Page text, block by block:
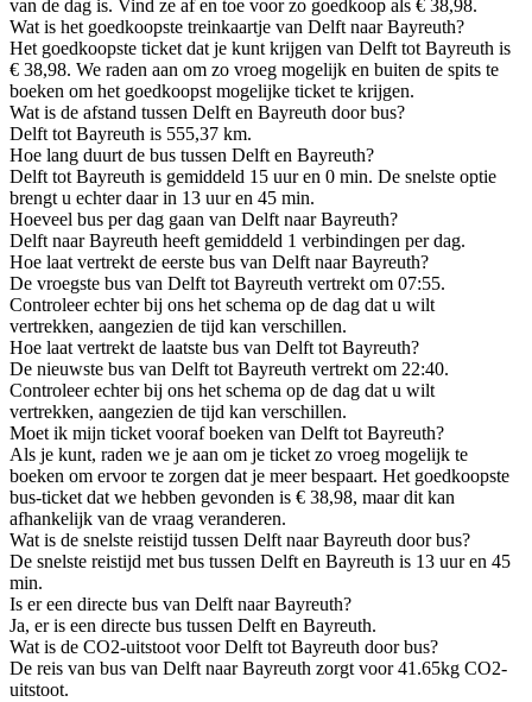
van de dag is. Vind ze af en toe voor zo goedkoop als € 38,98.
Wat is het goedkoopste treinkaartje van Delft naar Bayreuth?
Het goedkoopste ticket dat je kunt krijgen van Delft tot Bayreuth is
€ 38,98. We raden aan om zo vroeg mogelijk en buiten de spits te
boeken om het goedkoopst mogelijke ticket te krijgen.
Wat is de afstand tussen Delft en Bayreuth door bus?
Delft tot Bayreuth is 555,37 km.
Hoe lang duurt de bus tussen Delft en Bayreuth?
Delft tot Bayreuth is gemiddeld 15 uur en 0 min. De snelste optie
brengt u echter daar in 13 uur en 45 min.
Hoeveel bus per dag gaan van Delft naar Bayreuth?
Delft naar Bayreuth heeft gemiddeld 1 verbindingen per dag.
Hoe laat vertrekt de eerste bus van Delft naar Bayreuth?
De vroegste bus van Delft tot Bayreuth vertrekt om 07:55.
Controleer echter bij ons het schema op de dag dat u wilt
vertrekken, aangezien de tijd kan verschillen.
Hoe laat vertrekt de laatste bus van Delft tot Bayreuth?
De nieuwste bus van Delft tot Bayreuth vertrekt om 22:40.
Controleer echter bij ons het schema op de dag dat u wilt
vertrekken, aangezien de tijd kan verschillen.
Moet ik mijn ticket vooraf boeken van Delft tot Bayreuth?
Als je kunt, raden we je aan om je ticket zo vroeg mogelijk te
boeken om ervoor te zorgen dat je meer bespaart. Het goedkoopste
bus-ticket dat we hebben gevonden is € 38,98, maar dit kan
afhankelijk van de vraag veranderen.
Wat is de snelste reistijd tussen Delft naar Bayreuth door bus?
De snelste reistijd met bus tussen Delft en Bayreuth is 13 uur en 45
min.
Is er een directe bus van Delft naar Bayreuth?
Ja, er is een directe bus tussen Delft en Bayreuth.
Wat is de CO2-uitstoot voor Delft tot Bayreuth door bus?
De reis van bus van Delft naar Bayreuth zorgt voor 41.65kg CO2-
uitstoot.